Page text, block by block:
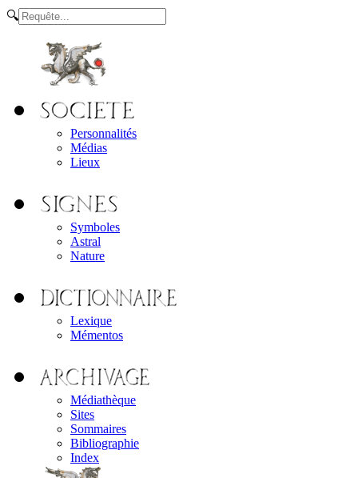
🔍
Personnalités
Médias
Lieux
Symboles
Astral
Nature
Lexique
Mémentos
Médiathèque
Sites
Sommaires
Bibliographie
Index